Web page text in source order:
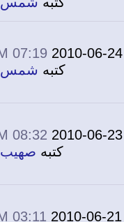
2010-06-24
07:19 AM
كتبه شمس
2010-06-23
08:32 PM
كتبه صهيب
2010-06-21
03:11 AM